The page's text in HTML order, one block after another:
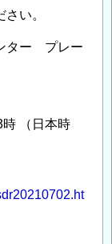
い。
ター プレー
（日本時